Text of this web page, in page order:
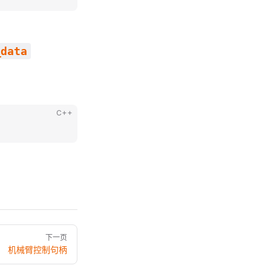
C++
下一页
机械臂控制句柄